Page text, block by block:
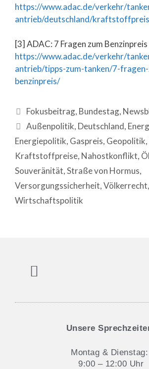
https://www.adac.de/verkehr/
antrieb/deutschland/
[3] ADAC: 7 Fragen zum Benzinpreis
https://www.adac.de/verkehr/
antrieb/tipps-zum-tanken/7-
benzinpreis/
Fokusbeitrag, Bundestag,
Außenpolitik, Deutschland,
Energiepolitik, Gaspreis, Geopolitik,
Kraftstoffpreise, Nahostkonflikt,
Souveränität,Straße von Hormus,
Versorgungssicherheit,Völkerrecht,
Wirtschaftspolitik
Unsere
Montag & Dienstag:
9:00 – 12:00 Uhr